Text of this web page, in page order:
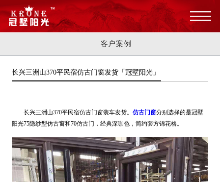
客户案例
长兴三洲山370平民宿仿古门窗发货「冠墅阳光」
长兴三洲山370平民宿仿古门窗装车发货。 仿古门窗分别选择的是冠墅
阳光75隐纱型仿古窗和70仿古门，经典深咖色，简约套方锦花格。